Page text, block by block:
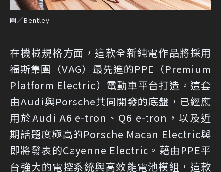
圖／Bentley
在機械規格方面，這款全新純電作品將採用
福斯集團（VAG）最先進的PPE（Premium
Platform Electric）電動車平台打造。這套
由Audi與Porsche共同開發的底盤，已經應
用於Audi A6 e-tron、Q6 e-tron，以及近
期話題度極高的Porsche Macan Electric與
即將發表的Cayenne Electric。藉由PPE平
台強大的電控系統與高效能電池模組，這款